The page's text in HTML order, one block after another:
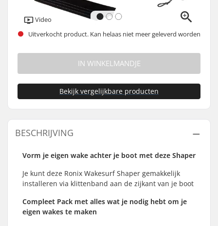
Video
Uitverkocht product. Kan helaas niet meer geleverd worden
IN WINKELMANDJE
Bekijk vergelijkbare producten
BESCHRIJVING
Vorm je eigen wake achter je boot met deze Shaper
Je kunt deze Ronix Wakesurf Shaper gemakkelijk
installeren via klittenband aan de zijkant van je boot
Compleet Pack met alles wat je nodig hebt om je
eigen wakes te maken